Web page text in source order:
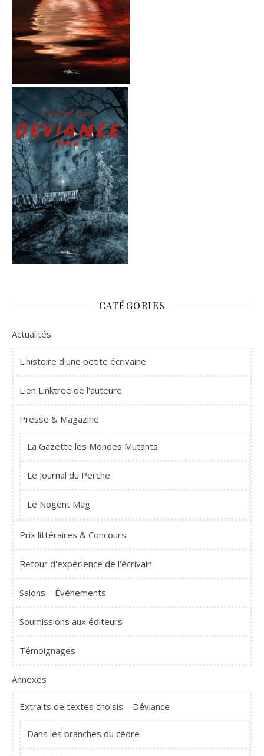
CATÉGORIES
Actualités
L'histoire d'une petite écrivaine
Lien Linktree de l'auteure
Presse & Magazine
La Gazette les Mondes Mutants
Le Journal du Perche
Le Nogent Mag
Prix littéraires & Concours
Retour d'expérience de l'écrivain
Salons – Événements
Soumissions aux éditeurs
Témoignages
Annexes
Extraits de textes choisis – Déviance
Dans les branches du cèdre